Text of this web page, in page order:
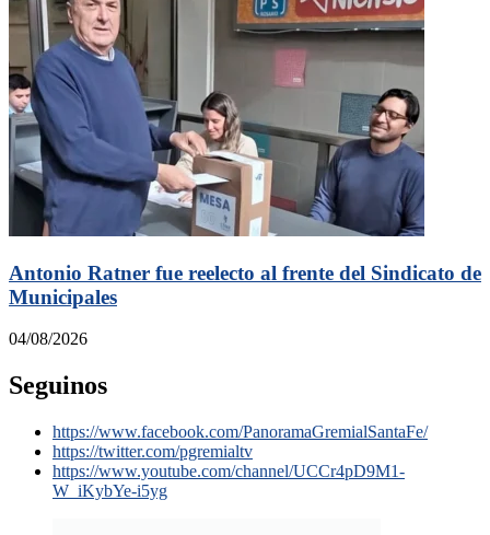
Antonio Ratner fue reelecto al frente del Sindicato de
Municipales
04/08/2026
Seguinos
https://www.facebook.com/PanoramaGremialSantaFe/
https://twitter.com/pgremialtv
https://www.youtube.com/channel/UCCr4pD9M1-
W_iKybYe-i5yg